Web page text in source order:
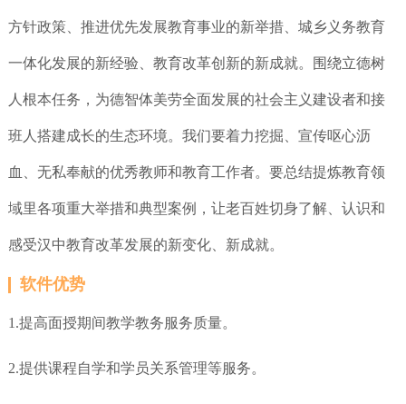
方针政策、推进优先发展教育事业的新举措、城乡义务教育
一体化发展的新经验、教育改革创新的新成就。围绕立德树
人根本任务，为德智体美劳全面发展的社会主义建设者和接
班人搭建成长的生态环境。我们要着力挖掘、宣传呕心沥
血、无私奉献的优秀教师和教育工作者。要总结提炼教育领
域里各项重大举措和典型案例，让老百姓切身了解、认识和
感受汉中教育改革发展的新变化、新成就。
软件优势
1.提高面授期间教学教务服务质量。
2.提供课程自学和学员关系管理等服务。